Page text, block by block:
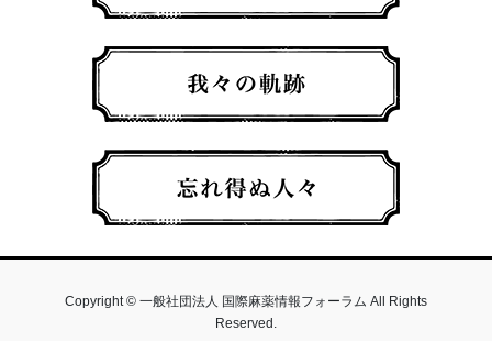
Copyright © 一般社団法人 国際麻薬情報フォーラム All Rights
Reserved.